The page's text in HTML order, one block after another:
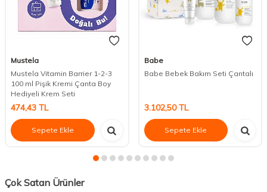
Mustela
Mustela Vitamin Barrier 1-2-3
100 ml Pişik Kremi Çanta Boy
Hediyeli Krem Seti
474,43 TL
Sepete Ekle
Babe
Babe Bebek Bakım Seti Çantalı
3.102,50TL
Sepete Ekle
Çok Satan Ürünler